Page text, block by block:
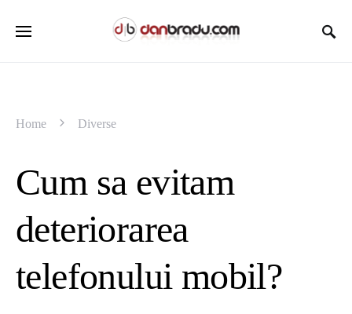
Home Diverse
Cum sa evitam
deteriorarea
telefonului mobil?